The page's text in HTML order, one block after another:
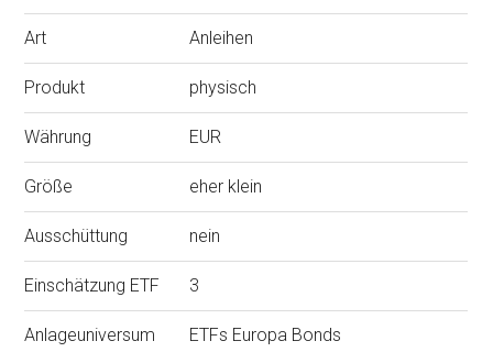
Art Anleihen
Produkt physisch
Währung EUR
Größe eher klein
Ausschüttung nein
Einschätzung ETF 3
Anlageuniversum ETFs Europa Bonds